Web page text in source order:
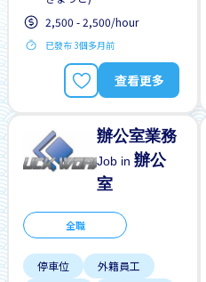
靠近車站
2,500 - 2,500/hour
已發布 3個多月前
查看更多
辦公室業務
Job in辦公
室
全職
停車位
外籍員工